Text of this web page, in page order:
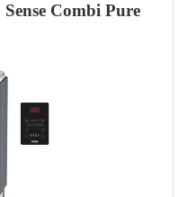
Combi Pure